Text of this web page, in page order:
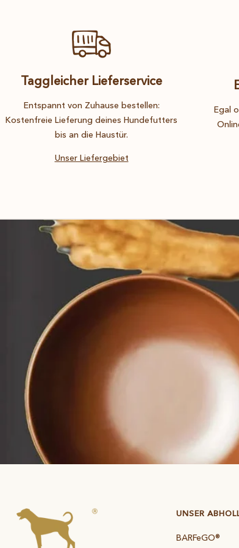
Taggleicher Lieferservice
Entspannt von Zuhause bestellen:
Kostenfreie Lieferung deines Hundefutters
bis an die Haustür.
Unser Liefergebiet
Egal
UNSER
BARFeGO®